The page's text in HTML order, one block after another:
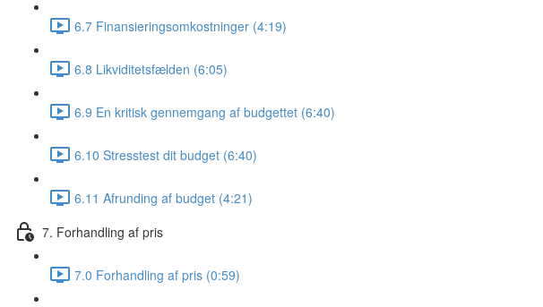
6.7 Finansieringsomkostninger (4:19)
6.8 Likviditetsfælden (6:05)
6.9 En kritisk gennemgang af budgettet (6:40)
6.10 Stresstest dit budget (6:40)
6.11 Afrunding af budget (4:21)
7. Forhandling af pris
7.0 Forhandling af pris (0:59)